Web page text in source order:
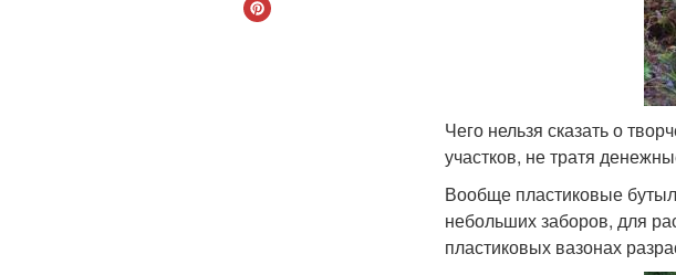
Чего нельзя сказать о
участков, не тратя
Вообще пластиковые
небольших заборов, для
пластиковых вазонах